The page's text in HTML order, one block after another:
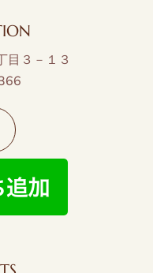
目３－１３